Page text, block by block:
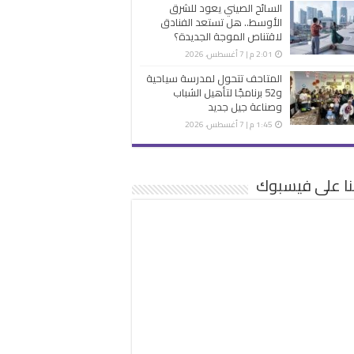
السائح الصيني يعود للشرق
الأوسط.. هل تستعد الفنادق
لاقتناص الموجة الجديدة؟
2:01 م | 7 أغسطس، 2026
المتاحف تتحول لمدرسة سياحية
و52 برنامجًا لتأهيل الشباب
وصناعة جيل جديد
1:45 م | 7 أغسطس، 2026
على فيسبوك